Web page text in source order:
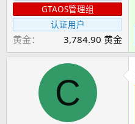
GTAOS管理组
认证用户
黄金 3,784.90 黄金
C